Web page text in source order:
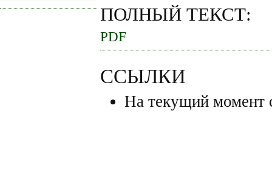
ПОЛНЫЙ ТЕКСТ:
PDF
ССЫЛКИ
На текущий момент